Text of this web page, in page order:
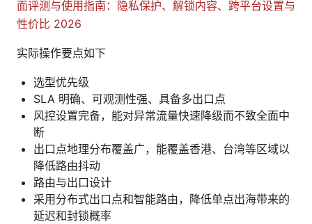
面评测与使用指南：隐私保护、解锁内容、跨平台设置与
性价比 2026
实际操作要点如下
选型优先级
SLA 明确、可观测性强、具备多出口点
风控设置完备，能对异常流量快速降级而不致全面中
断
出口点地理分布覆盖广，能覆盖香港、台湾等区域以
降低路由抖动
路由与出口设计
采用分布式出口点和智能路由，降低单点出海带来的
延迟和封锁概率